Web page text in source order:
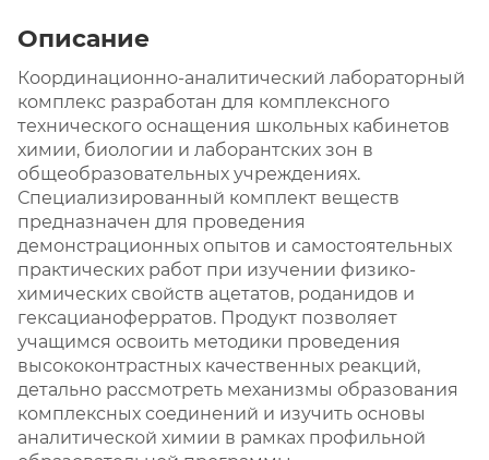
Описание
Координационно-аналитический лабораторный
комплекс разработан для комплексного
технического оснащения школьных кабинетов
химии, биологии и лаборантских зон в
общеобразовательных учреждениях.
Специализированный комплект веществ
предназначен для проведения
демонстрационных опытов и самостоятельных
практических работ при изучении физико-
химических свойств ацетатов, роданидов и
гексацианоферратов. Продукт позволяет
учащимся освоить методики проведения
высококонтрастных качественных реакций,
детально рассмотреть механизмы образования
комплексных соединений и изучить основы
аналитической химии в рамках профильной